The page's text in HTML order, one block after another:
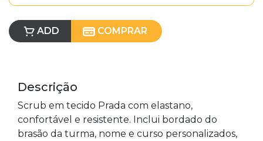
ADD COMPRAR
Descrição
Scrub em tecido Prada com elastano,
confortável e resistente. Inclui bordado do
brasão da turma, nome e curso personalizados,